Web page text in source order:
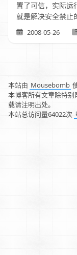
置了可信，实际运
就是解决安全禁止
2008-05-26
本站由 Mousebomb
本博客所有文章除特别
载请注明出处。
本站总访问量64022次